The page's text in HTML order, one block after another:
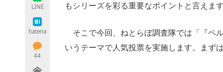
LINE
hatena
44
もシリーズを彩る重要なポイントと言えま
そこで今回、ねとらぼ調査隊では「『ペ
いうテーマで人気投票を実施します。まず